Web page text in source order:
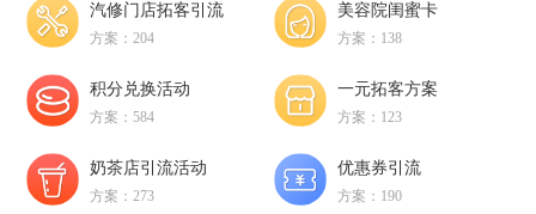
汽修门店拓客引流
方案：204
美容院闺蜜卡
方案：138
积分兑换活动
方案：584
一元拓客方案
方案：123
奶茶店引流活动
方案：273
优惠券引流
方案：190